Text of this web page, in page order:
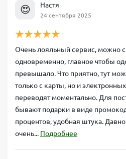
😍 Настя
24 сентября 2025
Очень лояльный сервис, можно
одновременно, главное чтобы
превышало. Что приятно, тут
только с карты, но и
переводят моментально. Для
бывают подарки в виде
процентов, удобная штука.
очень... Подробнее